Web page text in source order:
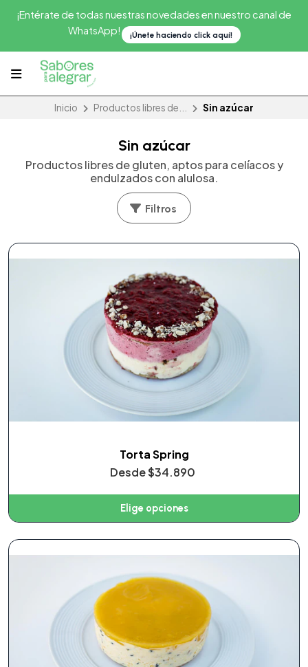
¡Entérate de todas nuestras novedades en nuestro canal de
WhatsApp!
¡Únete haciendo click aquí!
Inicio Productos libres de... Sin azúcar
Sin azúcar
Productos libres de gluten, aptos para celíacos y
endulzados con alulosa.
Filtros
Torta Spring
Desde$34.890
Elige opciones